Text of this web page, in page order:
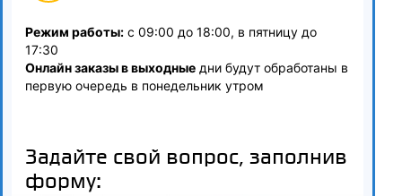
Документирование лабораторных испытаний и
Материалы в строительстве и требования к их качеству
Режим работы: с 09:00 до 18:00, в пятницу до
17:30
Онлайн заказы в выходные дни будут обработаны в
первую очередь в понедельник утром
Задайте свой вопрос, заполнив
форму: